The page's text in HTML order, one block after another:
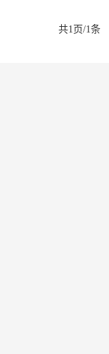
共1页/1条